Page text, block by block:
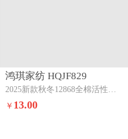
鸿琪家纺 HQJF829
￥ 13.00